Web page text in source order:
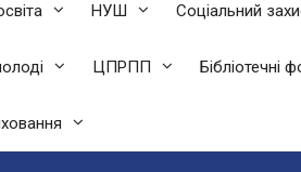
НУШ Соціальний
ЦПРПП Бібліотечні